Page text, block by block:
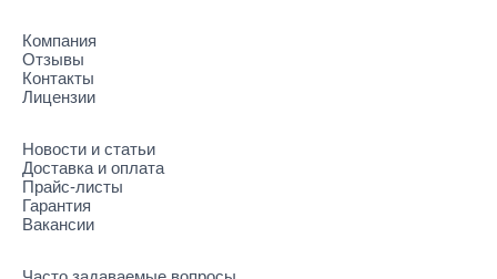
Компания
Отзывы
Контакты
Лицензии
Новости и статьи
Доставка и оплата
Прайс-листы
Гарантия
Вакансии